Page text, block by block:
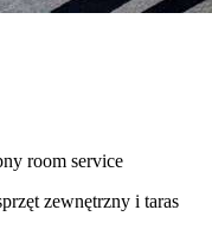
room service
zewnętrzny i taras